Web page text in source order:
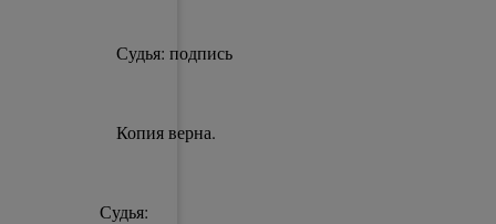
Судья: подпись
Копия верна.
Судья: